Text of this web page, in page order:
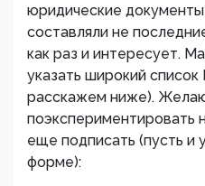
юридические
составляли не
как раз и интересует.
указать широкий
расскажем ниже).
поэкспериментировать
еще подписать (пусть и
форме):